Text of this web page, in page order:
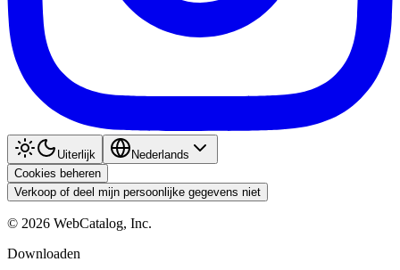
Uiterlijk
Nederlands
Cookies beheren
Verkoop of deel mijn persoonlijke gegevens niet
© 2026 WebCatalog, Inc.
Downloaden